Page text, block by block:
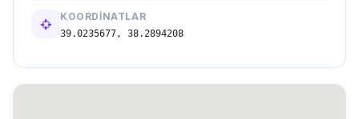
KOORDINATLAR
39.0235677, 38.2894208